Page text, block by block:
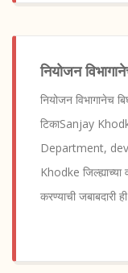
नियोजन
नियोजन विभागानेच
टिकाSanjay
Department,
Khodke
करण्याची जबाबदारी